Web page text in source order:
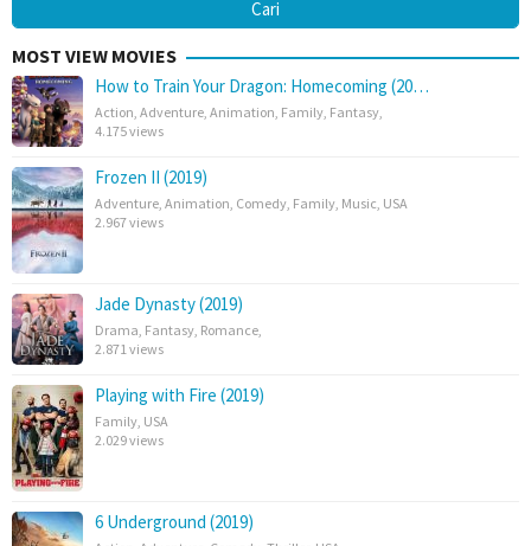
MOST VIEW MOVIES
How to Train Your Dragon: Homecoming (20…
Action, Adventure, Animation, Family, Fantasy,
4.175 views
Frozen II (2019)
Adventure, Animation, Comedy, Family, Music, USA
2.967 views
Jade Dynasty (2019)
Drama, Fantasy, Romance,
2.871 views
Playing with Fire (2019)
Family, USA
2.029 views
6 Underground (2019)